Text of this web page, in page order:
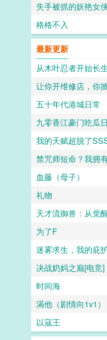
格格不入
最新更新
从木叶忍者开始长
让你开维修店，你
五十年代港城日常
九零香江豪门吃瓜
我的天赋超脱了
禁咒师短命？我拥
血藤（母子）
礼物
天才流御兽：从觉
为了F
迷雾求生，我的庇
决战奶妈之巅[电竞]
时间海
渴他（剧情向1v1）
以寇王